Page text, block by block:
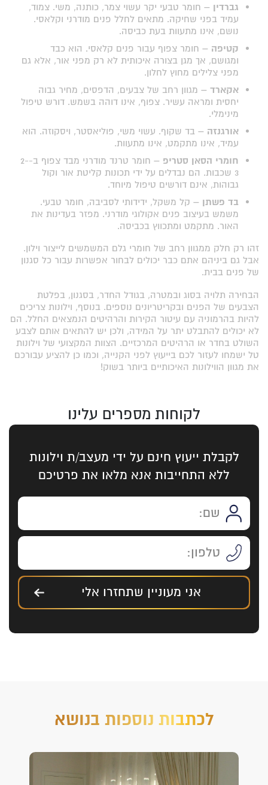
גברדין – חומר טבעי יקר עשוי צמר, כותנה, משי. צמוד,
עמיד בפני שחיקה. מתאים לחלל פנים מודרני וקלאסי.
נושם, אינו מתעוות בעת כביסה.
קטיפה – חומר צפוף עבור פנים קלאסי. הוא כבד
ומגושם, אך מגן בצורה איכותית לא רק מפני אור, אלא גם
מפני צלילים מחוץ לחלון.
אקארד – מגוון רחב של צבעים, הדפסים, מחיר גבוה
יחסית ומראה עשיר. צפוף, אינו דוהה בשמש. דורש טיפול
מינימלי.
אורגנזה – בד שקוף. עשוי משי, פוליאסטר, ויסקוזה. הוא
עמיד, אינו מתקמט, אינו מתעוות.
חומרי הסאן סטריפ –
חומר טרנד מודרני מבד צפוף ב-2-
3 שכבות. הם נבדלים על ידי תכונות קליטת אור וקול
גבוהות, אינם דורשים טיפול מיוחד.
בד פשתן – קל משקל, ידידותי לסביבה, חומר טבעי.
משמש בעיצוב פנים אקולוגי מודרני. מפזר בעדינות את
האור. מתקמט ומתכווץ בכביסה.
זהו רק חלק ממגוון רחב של חומרי גלם המשמשים לייצור וילון.
אבל גם ביניהם אתם כבר יכולים לבחור אפשרות עבור כל סגנון
של פנים בבית.
הבחירה תלויה בסוג ובמטרה, בגודל החדר, בסגנון, בפלטת
הצבעים של הפנים ובקריטריונים נוספים. בנוסף, וילונות צריכים
להיות בהרמוניה עם עיטור הקירות והרהיטים הנמצאים החלל. הם
לא יכולים להתבלט יתר על המידה, ולכן יש להתאים אותם לצבע
השולט בחדר או הרהיטים המרכזיים. הצוות המקצועי של וילונות
טל ישמחו לעזור לכם בייעוץ לפני הקנייה, וכמו כן להציע עבורכם
את מגוון הווילונות האיכותיים ביותר בשוק!
לקוחות מספרים עלינו
לקבלת ייעוץ חינם על ידי מעצב/ת וילונות
ללא התחייבות אנא מלאו את פרטיכם
אני מעוניין שתחזרו אלי
לכתבות נוספות בנושא